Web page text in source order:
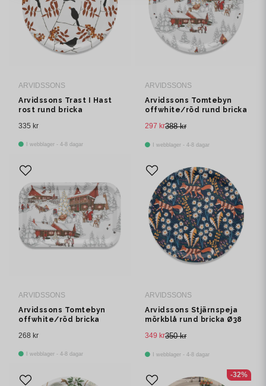
ARVIDSSONS
Arvidssons Trast I Hast
rost rund bricka
335 kr
I webblager - 4-8 dagar
ARVIDSSONS
Arvidssons Tomtebyn
offwhite/röd rund bricka
388 kr
297 kr
I webblager - 4-8 dagar
ARVIDSSONS
Arvidssons Tomtebyn
offwhite/röd bricka
268 kr
I webblager - 4-8 dagar
ARVIDSSONS
Arvidssons Stjärnspeja
mörkblå rund bricka Ø38
350 kr
349 kr
I webblager - 4-8 dagar
-32%